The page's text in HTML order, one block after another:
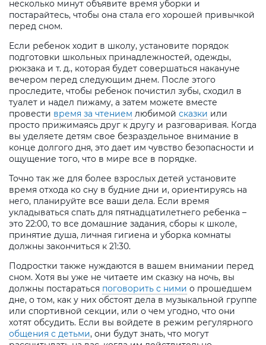
несколько минут объявите время уборки и
постарайтесь, чтобы она стала его хорошей привычкой
перед сном.
Если ребенок ходит в школу, установите порядок
подготовки школьных принадлежностей, одежды,
рюкзака и т. д., которая будет совершаться накануне
вечером перед следующим днем. После этого
проследите, чтобы ребенок почистил зубы, сходил в
туалет и надел пижаму, а затем можете вместе
провести время за чтением любимой сказки или
просто прижимаясь друг к другу и разговаривая. Когда
вы уделяете детям свое безраздельное внимание в
конце долгого дня, это дает им чувство безопасности и
ощущение того, что в мире все в порядке.
Точно так же для более взрослых детей установите
время отхода ко сну в будние дни и, ориентируясь на
него, планируйте все ваши дела. Если время
укладываться спать для пятнадцатилетнего ребенка –
это 22:00, то все домашние задания, сборы к школе,
принятие душа, личная гигиена и уборка комнаты
должны закончиться к 21:30.
Подростки также нуждаются в вашем внимании перед
сном. Хотя вы уже не читаете им сказку на ночь, вы
должны постараться поговорить с ними о прошедшем
дне, о том, как у них обстоят дела в музыкальной группе
или спортивной секции, или о чем угодно, что они
хотят обсудить. Если вы войдете в режим регулярного
общения с детьми, они будут знать, что могут